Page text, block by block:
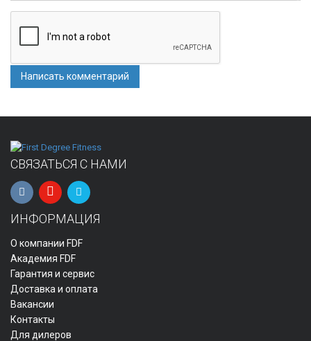
СВЯЗАТЬСЯ С НАМИ
ИНФОРМАЦИЯ
О компании FDF
Академия FDF
Гарантия и сервис
Доставка и оплата
Вакансии
Контакты
Для дилеров